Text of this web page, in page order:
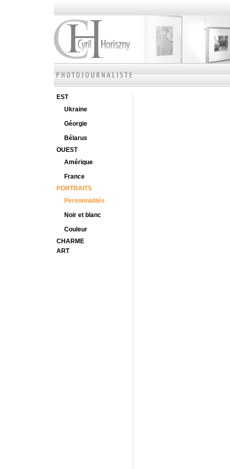
EST
Ukraine
Géorgie
Bélarus
OUEST
Amérique
France
PORTRAITS
Personnalités
Noir et blanc
Couleur
CHARME
ART